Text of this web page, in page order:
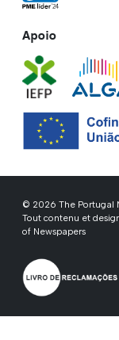
Apoio
© 2026 The Portugal
Tout contenu et
of Newspapers